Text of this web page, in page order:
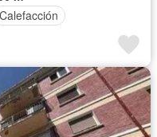
Calefacción